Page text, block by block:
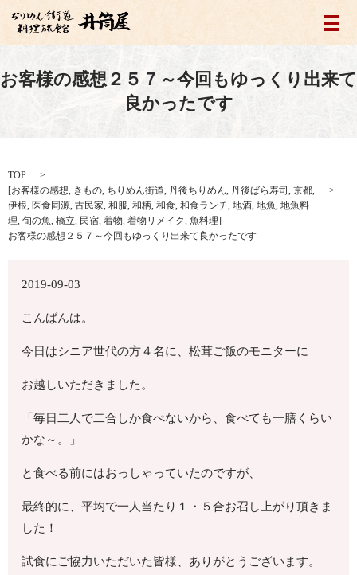
メ
お客様の感想２５７～今回もゆっくり出来て
良かったです
TOP
[お客様の感想, きもの, ちりめん街道, 丹後ちりめん, 丹後ばら寿司 , 京都,
伊根, 医食同源, 古民家, 和服, 和柄, 和食, 和食ランチ, 地酒, 地魚, 地魚料
理, 旬の魚, 橋立, 民宿, 着物, 着物リメイク, 魚料理]
お客様の感想２５７～今回もゆっくり出来て良かったです
2019-09-03
こんばんは。
今日はシニア世代の方４名に、松茸ご飯のモニターに
お越しいただきました。
「毎日二人で二合しか食べないから、食べても一膳くらい
かな～。」
と食べる前にはおっしゃっていたのですが、
最終的に、平均で一人当たり１・５合お召し上がり頂きま
した！
試食にご協力いただいた皆様、ありがとうございます。